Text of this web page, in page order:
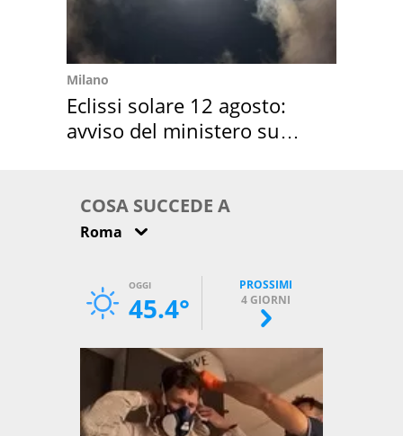
Milano
Eclissi solare 12 agosto:
avviso del ministero su